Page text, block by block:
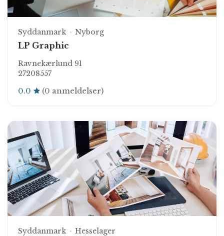
Syddanmark Nyborg
LP Graphic
Ravnekærlund 91
27208557
0.0 (0 anmeldelser)
Syddanmark Hesselager